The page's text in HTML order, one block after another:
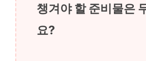
챙겨야 할 준비물은
요?